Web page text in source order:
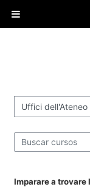
Categorías
Buscar cursos
Imparare a